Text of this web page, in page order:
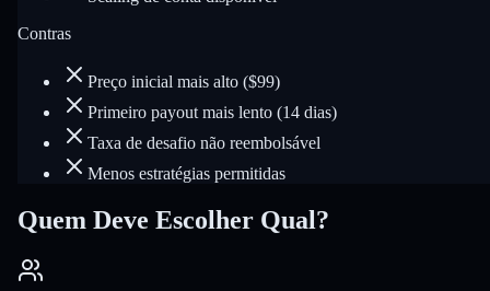
Contras
Preço inicial mais alto ($99)
Primeiro payout mais lento (14 dias)
Taxa de desafio não reembolsável
Menos estratégias permitidas
Quem Deve Escolher Qual?